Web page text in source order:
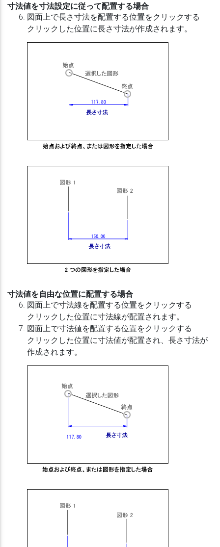
寸法値を寸法設定に従って配置する場合
図面上で長さ寸法を配置する位置をクリックする
クリックした位置に長さ寸法が作成されます。
寸法値を自由な位置に配置する場合
図面上で寸法線を配置する位置をクリックする
クリックした位置に寸法線が配置されます。
図面上で寸法値を配置する位置をクリックする
クリックした位置に寸法値が配置され、長さ寸法が
作成されます。